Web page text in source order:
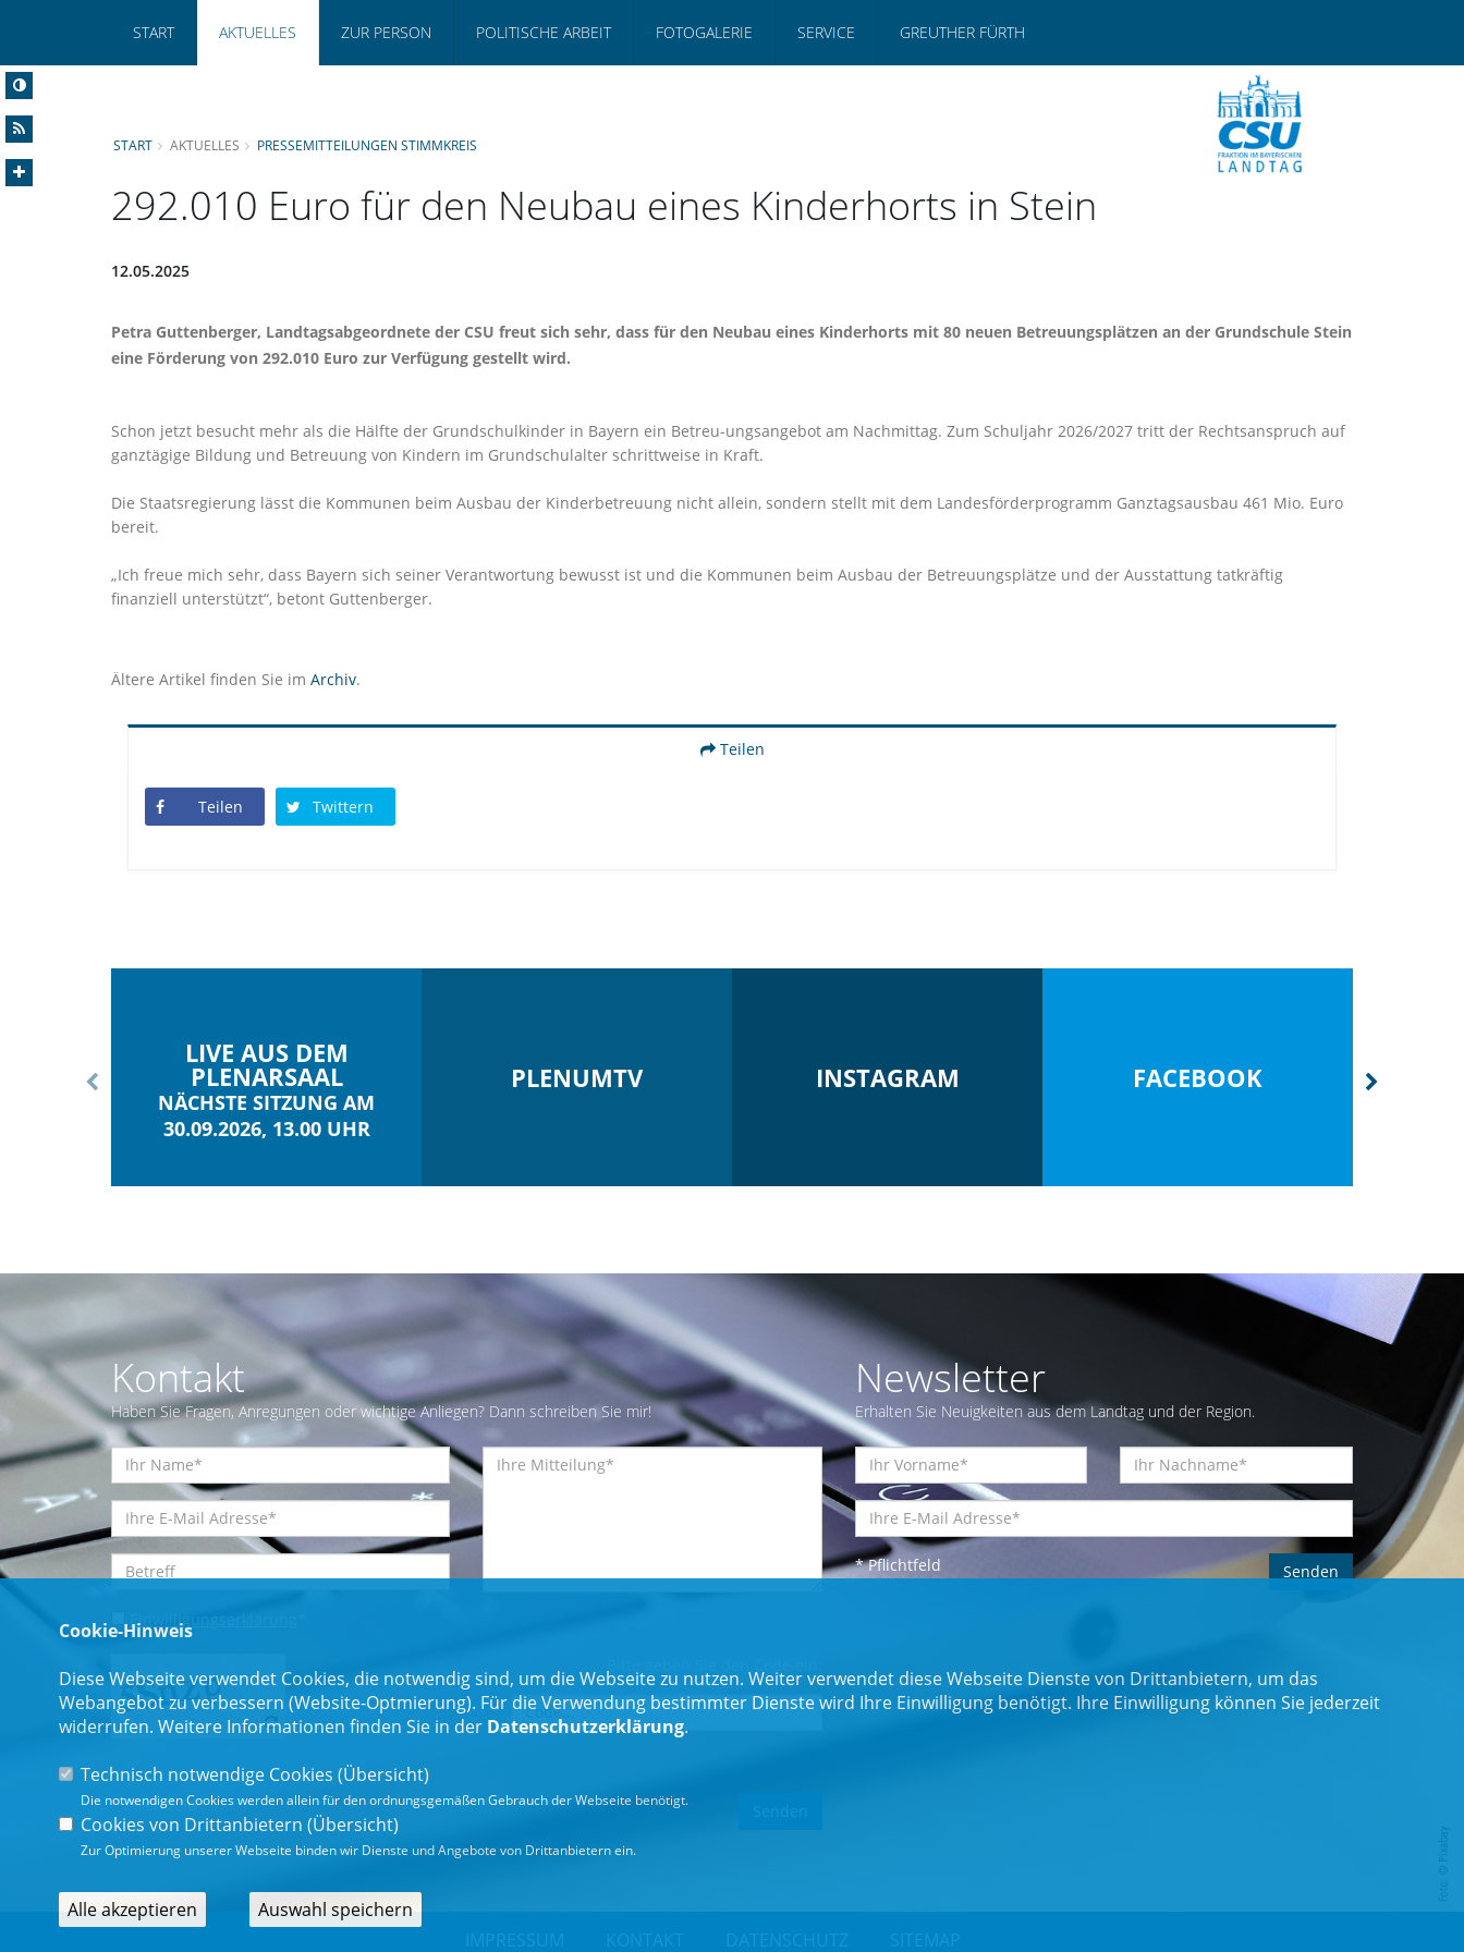
START AKTUELLES ZUR PERSON POLITISCHE ARBEIT FOTOGALERIE SERVICE GREUTHER FÜRTH
START AKTUELLES PRESSEMITTEILUNGEN STIMMKREIS
292.010 Euro für den Neubau eines Kinderhorts in Stein
12.05.2025
Petra Guttenberger, Landtagsabgeordnete der CSU freut sich sehr, dass für den Neubau eines Kinderhorts mit 80 neuen Betreuungsplätzen an der Grundschule Stein
eine Förderung von 292.010 Euro zur Verfügung gestellt wird.
Schon jetzt besucht mehr als die Hälfte der Grundschulkinder in Bayern ein Betreu-ungsangebot am Nachmittag. Zum Schuljahr 2026/2027 tritt der Rechtsanspruch auf
ganztägige Bildung und Betreuung von Kindern im Grundschulalter schrittweise in Kraft.
Die Staatsregierung lässt die Kommunen beim Ausbau der Kinderbetreuung nicht allein, sondern stellt mit dem Landesförderprogramm Ganztagsausbau 461 Mio. Euro
bereit.
Ich freue mich sehr, dass Bayern sich seiner Verantwortung bewusst ist und die Kommunen beim Ausbau der Betreuungsplätze und der Ausstattung tatkräftig
finanziell unterstützt“, betont Guttenberger.
Ältere Artikel finden Sie im Archiv.
Teilen
Teilen Twittern
LIVE AUS DEM
PLENARSAAL
NÄCHSTE SITZUNG AM
30.09.2026, 13.00 UHR
PLENUMTV INSTAGRAM FACEBOOK
Kontakt
Haben Sie Fragen, Anregungen oder wichtige Anliegen? Dann schreiben Sie mir!
Einwilligungserklärung
* Pflichtfeld
Newsletter
Erhalten Sie Neuigkeiten aus dem Landtag und der Region.
* Pflichtfeld
IMPRESSUM KONTAKT DATENSCHUTZ SITEMAP
Cookie-Hinweis
Diese Webseite verwendet Cookies, die notwendig sind, um die Webseite zu nutzen. Weiter verwendet diese Webseite Dienste von Drittanbietern, um das
Webangebot zu verbessern (Website-Optmierung). Für die Verwendung bestimmter Dienste wird Ihre Einwilligung benötigt. Ihre Einwilligung können Sie jederzeit
widerrufen. Weitere Informationen finden Sie in der Datenschutzerklärung.
Technisch notwendige Cookies (Übersicht)
Die notwendigen Cookies werden allein für den ordnungsgemäßen Gebrauch der Webseite benötigt.
Cookies von Drittanbietern (Übersicht)
Zur Optimierung unserer Webseite binden wir Dienste und Angebote von Drittanbietern ein.
Alle akzeptieren Auswahl speichern